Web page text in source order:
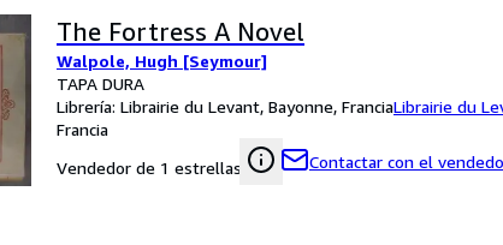
The Fortress A Novel
Walpole, Hugh [Seymour]
TAPA DURA
Librería: Librairie du Levant, Bayonne, FranciaLibrairie du
Francia
Vendedor de 1 estrellas
Contactar con el